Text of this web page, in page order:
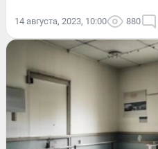
14 августа, 2023, 10:00 880